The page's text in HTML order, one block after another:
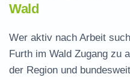
Wald
Wer aktiv nach Arbeit
Furth im Wald Zugang zu
der Region und